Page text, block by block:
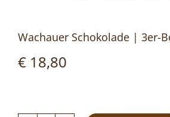
Wachauer Schokolade | 3er-
€ 18,80